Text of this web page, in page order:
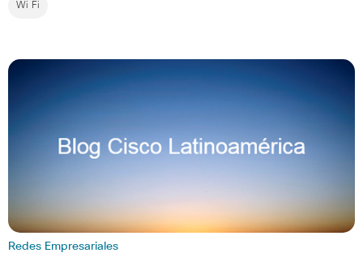
Wi Fi
Redes Empresariales